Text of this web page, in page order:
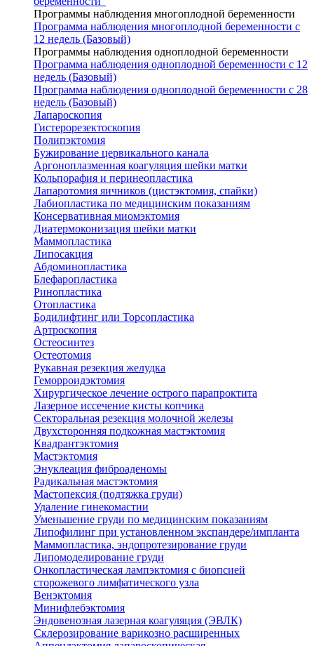
Программы наблюдения многоплодной беременности
Программа наблюдения многоплодной беременности с
12 недель (Базовый)
Программы наблюдения одноплодной беременности
Программа наблюдения одноплодной беременности с 12
недель (Базовый)
Программа наблюдения одноплодной беременности с 28
недель (Базовый)
Лапароскопия
Гистерорезектоскопия
Полипэктомия
Бужирование цервикального канала
Аргоноплазменная коагуляция шейки матки
Кольпорафия и перинеопластика
Лапаротомия яичников (цистэктомия, спайки)
Лабиопластика по медицинским показаниям
Консервативная миомэктомия
Диатермоконизация шейки матки
Маммопластика
Липосакция
Абдоминопластика
Блефаропластика
Ринопластика
Отопластика
Бодилифтинг или Торсопластика
Артроскопия
Остеосинтез
Остеотомия
Рукавная резекция желудка
Геморроидэктомия
Хирургическое лечение острого парапроктита
Лазерное иссечение кисты копчика
Секторальная резекция молочной железы
Двухсторонняя подкожная мастэктомия
Квадрантэктомия
Мастэктомия
Энуклеация фиброаденомы
Радикальная мастэктомия
Мастопексия (подтяжка груди)
Удаление гинекомастии
Уменьшение груди по медицинским показаниям
Липофилинг при установленном экспандере/импланта
Маммопластика, эндопротезирование груди
Липомоделирование груди
Онкопластическая лампэктомия с биопсией
сторожевого лимфатического узла
Венэктомия
Минифлебэктомия
Эндовенозная лазерная коагуляция (ЭВЛК)
Склерозирование варикозно расширенных